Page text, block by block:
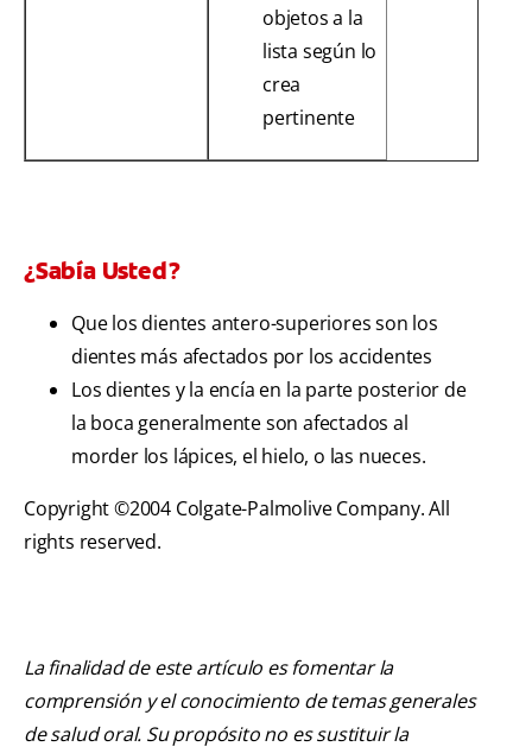
objetos a la
lista según lo
crea
pertinente
¿Sabía Usted?
Que los dientes antero-superiores son los
dientes más afectados por los accidentes
Los dientes y la encía en la parte posterior de
la boca generalmente son afectados al
morder los lápices, el hielo, o las nueces.
Copyright ©2004 Colgate-Palmolive Company. All
rights reserved.
La finalidad de este artículo es fomentar la
comprensión y el conocimiento de temas generales
de salud oral. Su propósito no es sustituir la